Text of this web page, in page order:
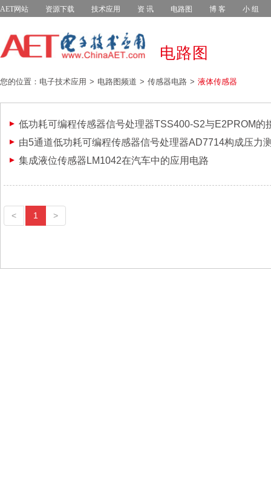
AET网站 资源下载 技术应用 资 讯 电路图 博 客 小 组
电路图
您的位置：电子技术应用 电路图频道 传感器电路 液体传感器
低功耗可编程传感器信号处理器TSS400-S2与E2PROM的
由5通道低功耗可编程传感器信号处理器AD7714构成压力
集成液位传感器LM1042在汽车中的应用电路
< 1 >